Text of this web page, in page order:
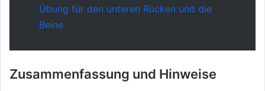
Übung für den unteren Rücken und die
Beine
Zusammenfassung und Hinweise